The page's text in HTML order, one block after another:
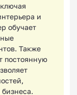
и
обучает
Также
постоянную